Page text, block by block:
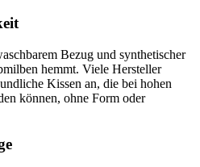
Bezug und synthetischer
hemmt. Viele Hersteller
Kissen an, die bei hohen
können, ohne Form oder